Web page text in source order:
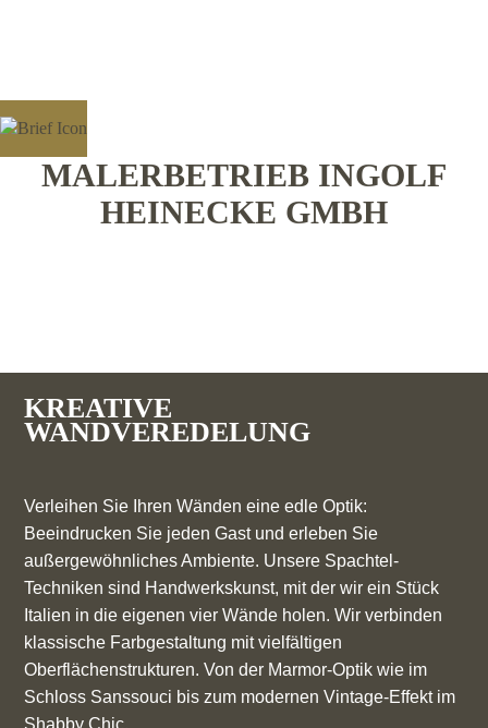
MALERBETRIEB INGOLF
HEINECKE GMBH
KREATIVE
WANDVEREDELUNG
Verleihen Sie Ihren Wänden eine edle Optik:
Beeindrucken Sie jeden Gast und erleben Sie
außergewöhnliches Ambiente. Unsere Spachtel-
Techniken sind Handwerkskunst, mit der wir ein Stück
Italien in die eigenen vier Wände holen. Wir verbinden
klassische Farbgestaltung mit vielfältigen
Oberflächenstrukturen. Von der Marmor-Optik wie im
Schloss Sanssouci bis zum modernen Vintage-Effekt im